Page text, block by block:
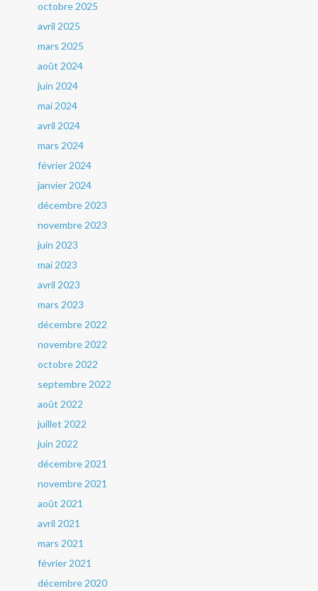
octobre 2025
avril 2025
mars 2025
août 2024
juin 2024
mai 2024
avril 2024
mars 2024
février 2024
janvier 2024
décembre 2023
novembre 2023
juin 2023
mai 2023
avril 2023
mars 2023
décembre 2022
novembre 2022
octobre 2022
septembre 2022
août 2022
juillet 2022
juin 2022
décembre 2021
novembre 2021
août 2021
avril 2021
mars 2021
février 2021
décembre 2020